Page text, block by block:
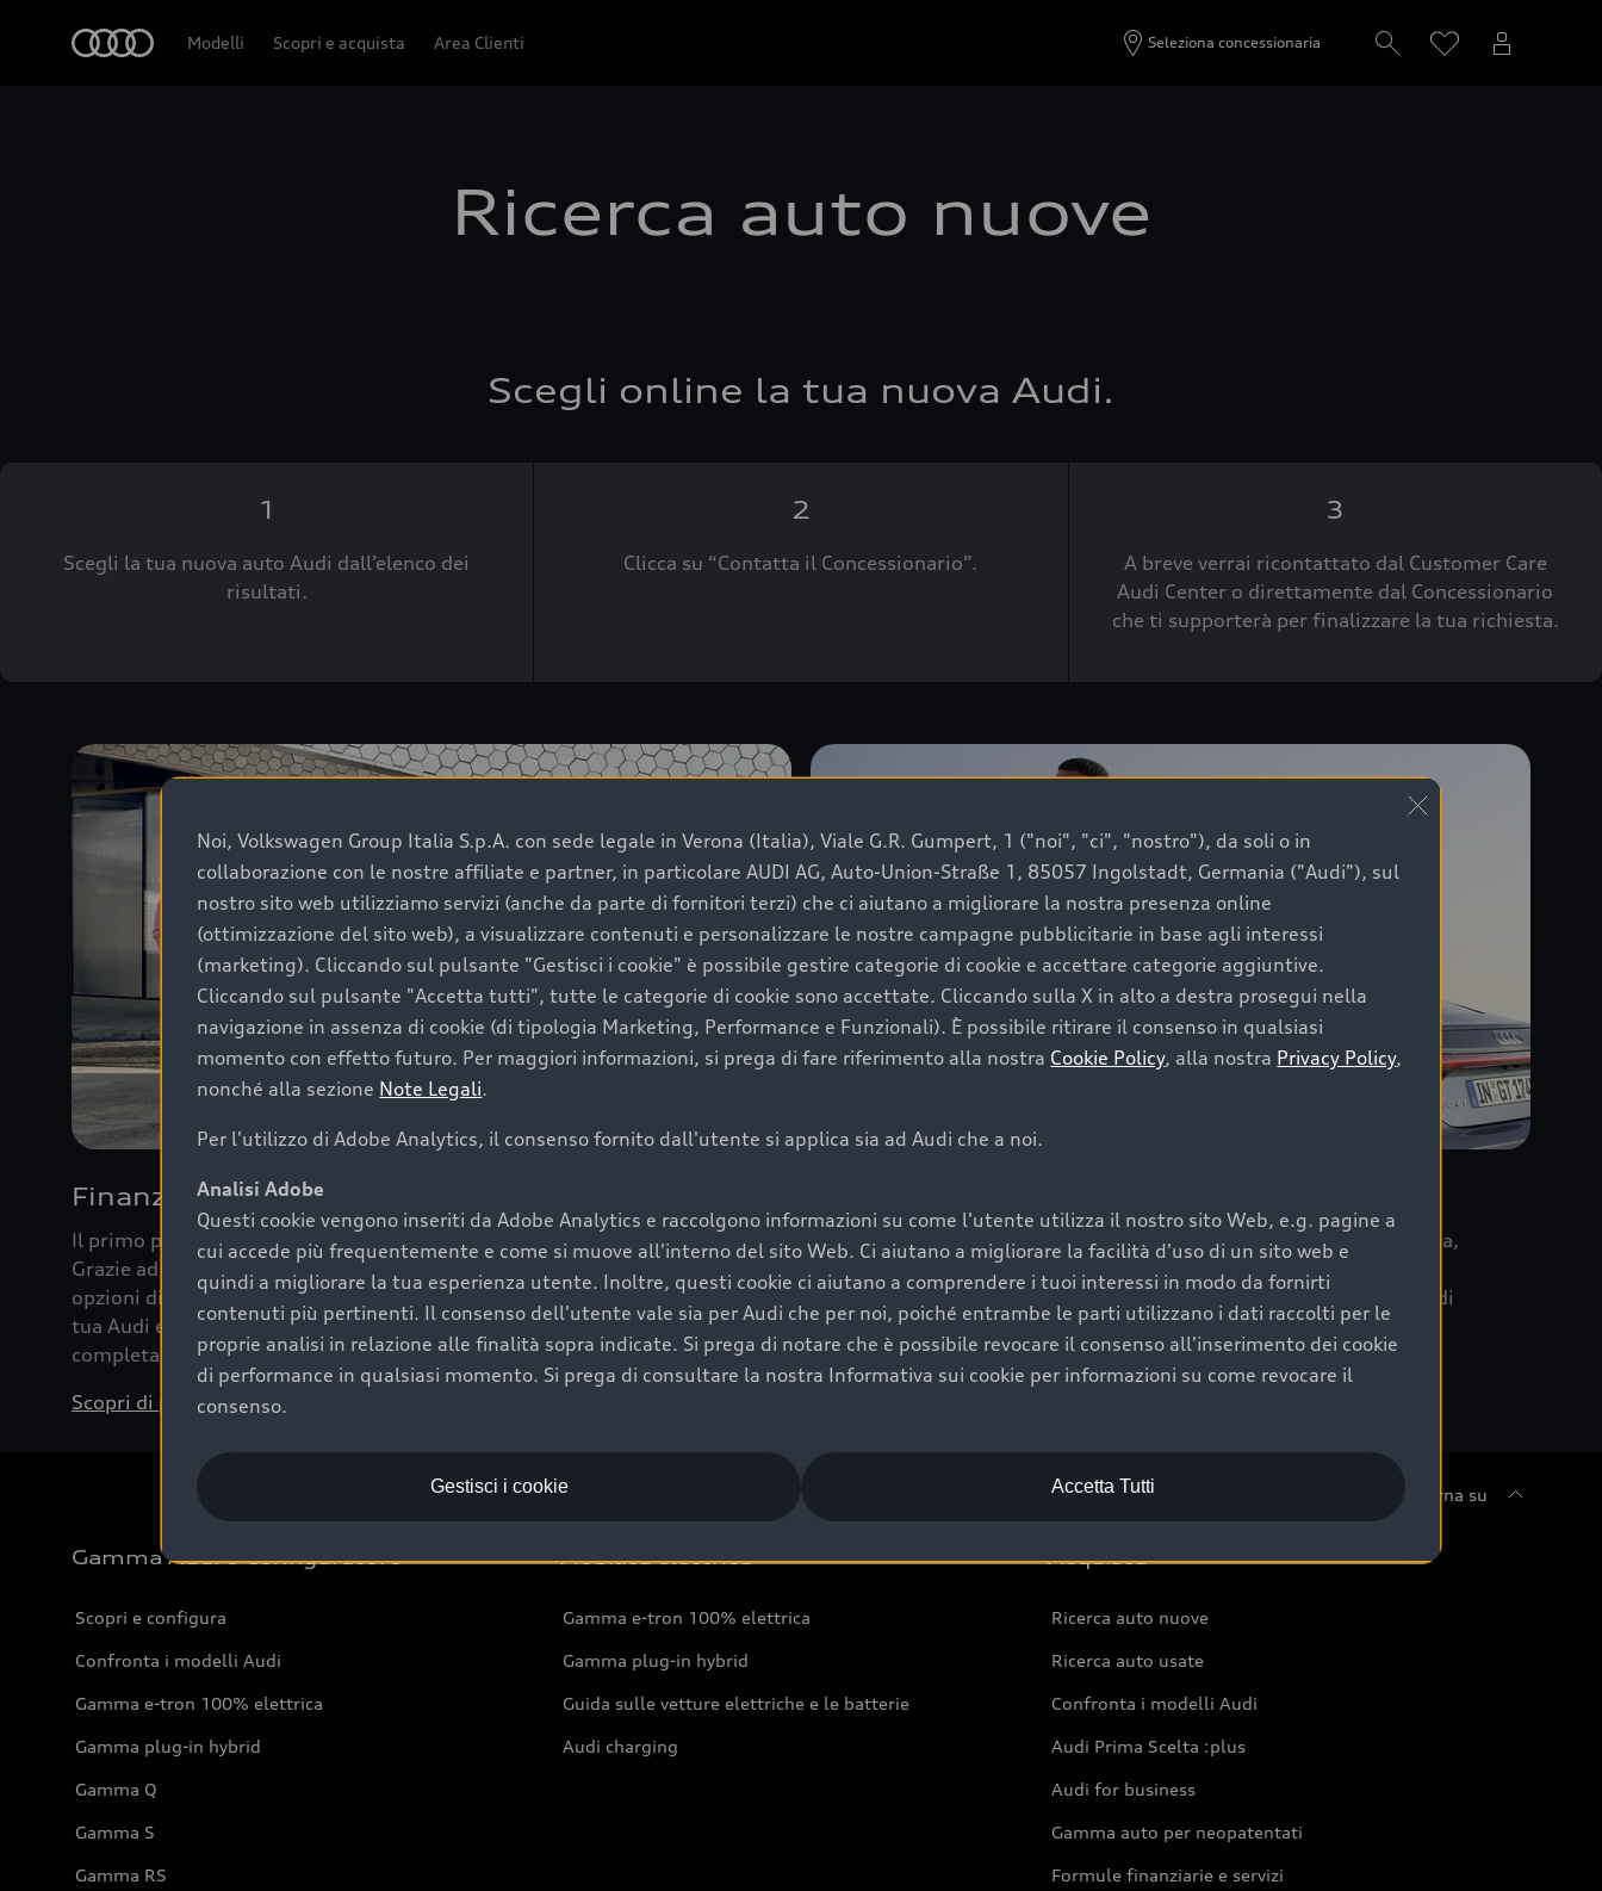
Modelli Scopri e acquista Area Clienti Seleziona concessionaria
Ricerca auto nuove
Scegli online la tua nuova Audi.
1
Scegli la tua nuova auto Audi dall’elenco dei
risultati.
2
Clicca su “Contatta il Concessionario”.
3
A breve verrai ricontattato dal Customer Care
Audi Center o direttamente dal Concessionario
che ti supporterà per finalizzare la tua richiesta.
Finanziare la tua Audi
Il primo passo verso l’emozione di guidare un’Audi è comprarne una.
Grazie ad Audi Financial Services possiamo fornirti un’ampia gamma di
opzioni di acquisto. Con Audi Value ti garantiamo il valore futuro della
tua Audi e, al termine del finanziamento, tutta la libertà di scegliere se
completare l’acquisto, sostituirla o restituirla.
Scopri di più
Per la tua nuova Audi, entro la data di immatricolazione della vettura,
puoi attivare il Piano Premium Care. Scopri i cinque diversi livelli di
copertura previsti, personalizzati secondo le tabelle manutenzione di
ogni auto.
Scopri di più
Torna su
Gamma Audi e Configuratore
Scopri e configura
Confronta i modelli Audi
Gamma e-tron 100% elettrica
Gamma plug-in hybrid
Gamma Q
Gamma S
Gamma RS
Mobilità elettrica
Gamma e-tron 100% elettrica
Gamma plug-in hybrid
Guida sulle vetture elettriche e le batterie
Audi charging
Acquista
Ricerca auto nuove
Ricerca auto usate
Confronta i modelli Audi
Audi Prima Scelta :plus
Audi for business
Gamma auto per neopatentati
Formule finanziarie e servizi
Noi, Volkswagen Group Italia S.p.A. con sede legale in Verona (Italia), Viale G.R. Gumpert, 1 ("noi", "ci", "nostro"), da soli o in
collaborazione con le nostre affiliate e partner, in particolare AUDI AG, Auto-Union-Straße 1, 85057 Ingolstadt, Germania ("Audi"), sul
nostro sito web utilizziamo servizi (anche da parte di fornitori terzi) che ci aiutano a migliorare la nostra presenza online
(ottimizzazione del sito web), a visualizzare contenuti e personalizzare le nostre campagne pubblicitarie in base agli interessi
(marketing). Cliccando sul pulsante "Gestisci i cookie" è possibile gestire categorie di cookie e accettare categorie aggiuntive.
Cliccando sul pulsante "Accetta tutti", tutte le categorie di cookie sono accettate. Cliccando sulla X in alto a destra prosegui nella
navigazione in assenza di cookie (di tipologia Marketing, Performance e Funzionali). È possibile ritirare il consenso in qualsiasi
momento con effetto futuro. Per maggiori informazioni, si prega di fare riferimento alla nostra Cookie Policy, alla nostra Privacy Policy,
nonché alla sezione Note Legali.
Per l'utilizzo di Adobe Analytics, il consenso fornito dall'utente si applica sia ad Audi che a noi.
Analisi Adobe
Questi cookie vengono inseriti da Adobe Analytics e raccolgono informazioni su come l'utente utilizza il nostro sito Web, e.g. pagine a
cui accede più frequentemente e come si muove all'interno del sito Web. Ci aiutano a migliorare la facilità d'uso di un sito web e
quindi a migliorare la tua esperienza utente. Inoltre, questi cookie ci aiutano a comprendere i tuoi interessi in modo da fornirti
contenuti più pertinenti. Il consenso dell'utente vale sia per Audi che per noi, poiché entrambe le parti utilizzano i dati raccolti per le
proprie analisi in relazione alle finalità sopra indicate. Si prega di notare che è possibile revocare il consenso all'inserimento dei cookie
di performance in qualsiasi momento. Si prega di consultare la nostra Informativa sui cookie per informazioni su come revocare il
consenso.
Accetta Tutti
Gestisci i cookie